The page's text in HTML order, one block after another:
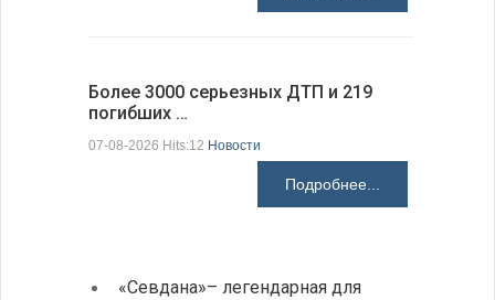
Более 3000 серьезных ДТП и 219
погибших …
07-08-2026 Hits:12 Новости
Подробнее...
«Севдана»– легендарная для